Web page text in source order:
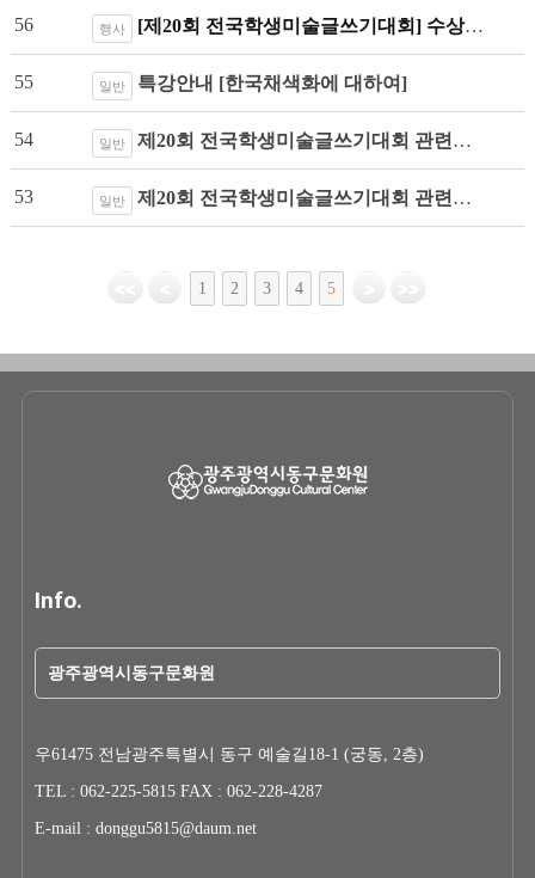
56 행사 [제20회 전국학생미술글쓰기대회] 수상명단 및 시상안내
55 일반 특강안내 [한국채색화에 대하여]
54 일반 제20회 전국학생미술글쓰기대회 관련기사 [광남일보_6월16일,17일]
53 일반 제20회 전국학생미술글쓰기대회 관련기사 [무등일보_6월16일]
1 2 3 4 5
Info.
광주광역시동구문화원
우61475 전남광주특별시 동구 예술길18-1 (궁동, 2층)
TEL : 062-225-5815 FAX : 062-228-4287
E-mail : donggu5815@daum.net